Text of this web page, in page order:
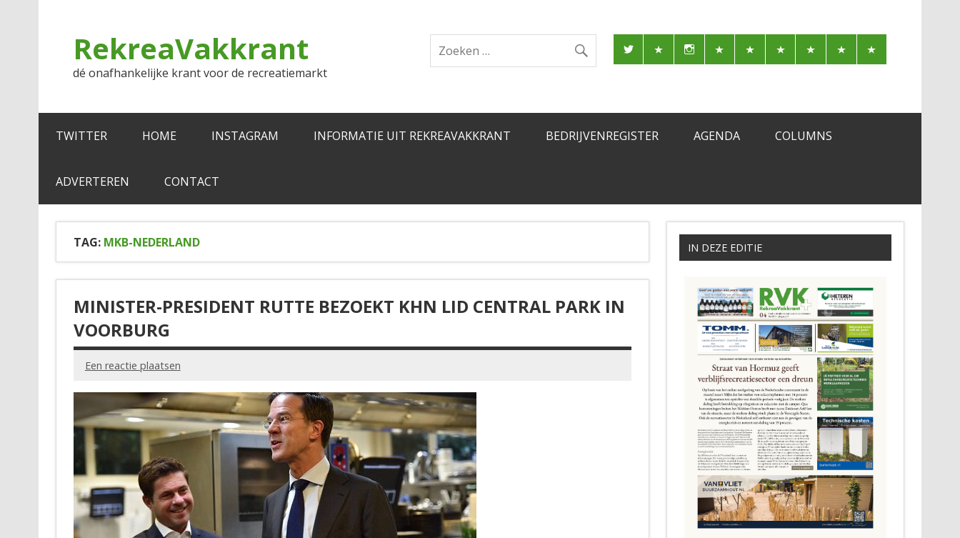
RekreaVakkrant
dé onafhankelijke krant voor de recreatiemarkt
TWITTER HOME INSTAGRAM INFORMATIE UIT REKREAVAKKRANT BEDRIJVENREGISTER AGENDA COLUMNS
ADVERTEREN CONTACT
TAG: MKB-NEDERLAND
MINISTER-PRESIDENT RUTTE BEZOEKT KHN LID CENTRAL PARK IN
VOORBURG
Een reactie plaatsen
IN DEZE EDITIE